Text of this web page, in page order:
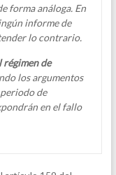
forma análoga. En
informe de
lo contrario.
régimen de
los argumentos
de
en el fallo